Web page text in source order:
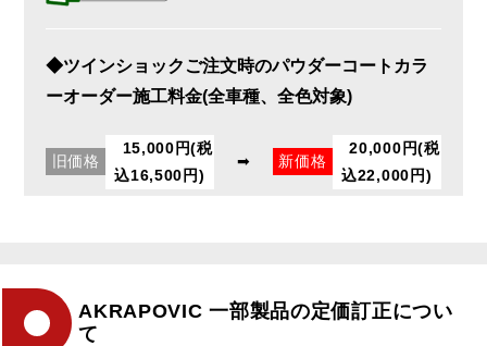
◆ツインショックご注文時のパウダーコートカラ
ーオーダー施工料金(全車種、全色対象)
旧価格
15,000円(税
込16,500円)
➡ 新価格
20,000円(税
込22,000円)
AKRAPOVIC 一部製品の定価訂正につい
て